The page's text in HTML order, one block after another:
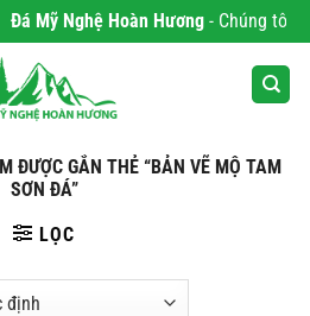
Đá Mỹ Nghệ Hoàn Hương- Chúng tôi
ĐƯỢC GẮN THẺ “BẢN VẼ MỘ TAM
SƠN ĐÁ”
LỌC